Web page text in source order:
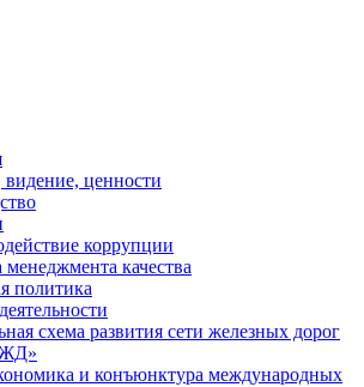
ценности
коррупции
качества
политика
схема развития сети железных дорог
и конъюнктура международных